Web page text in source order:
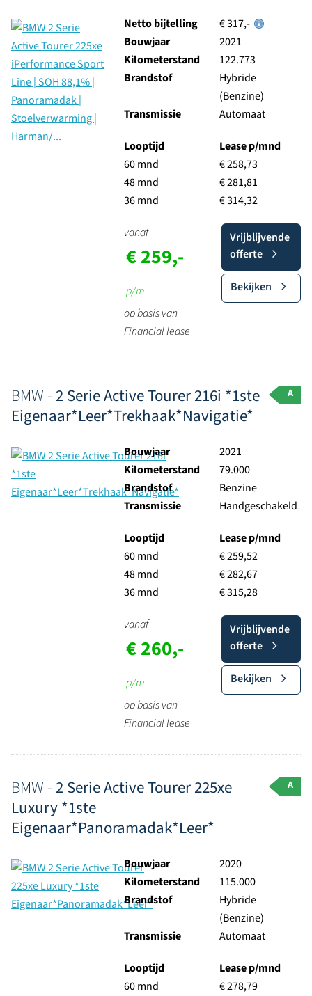
Netto bijtelling
€ 317,-
Bouwjaar
2021
Kilometerstand
122.773
Brandstof
Hybride
(Benzine)
Transmissie
Automaat
Looptijd
60 mnd
48 mnd
36 mnd
Lease p/mnd
€ 258,73
€ 281,81
€ 314,32
vanaf
€ 259,-
p/m
op basis van
Financial lease
Vrijblijvende
offerte
Bekijken
BMW - 2 Serie Active Tourer 216i *1ste
Eigenaar*Leer*Trekhaak*Navigatie*
A
Bouwjaar
2021
Kilometerstand
79.000
Brandstof
Benzine
Transmissie
Handgeschakeld
Looptijd
60 mnd
48 mnd
36 mnd
Lease p/mnd
€ 259,52
€ 282,67
€ 315,28
vanaf
€ 260,-
p/m
op basis van
Financial lease
Vrijblijvende
offerte
Bekijken
BMW - 2 Serie Active Tourer 225xe
Luxury *1ste
Eigenaar*Panoramadak*Leer*
A
Bouwjaar
2020
Kilometerstand
115.000
Brandstof
Hybride
(Benzine)
Transmissie
Automaat
Looptijd
60 mnd
Lease p/mnd
€ 278,79